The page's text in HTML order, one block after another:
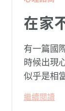
在家
有一篇國
時候出現
似乎是相
系統在長
繼續閱讀